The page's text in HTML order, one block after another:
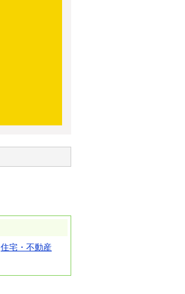
住宅・不動産